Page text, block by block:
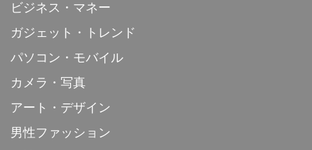
ビジネス・マネー
ガジェット・トレンド
パソコン・モバイル
カメラ・写真
アート・デザイン
男性ファッション